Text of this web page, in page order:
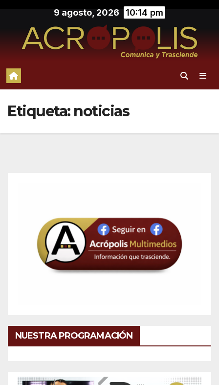
contenido
9 agosto, 2026 10:14 pm
Etiqueta: noticias
NUESTRA PROGRAMACIÓN